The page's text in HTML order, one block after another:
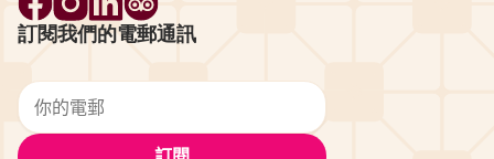
訂閱我們的電郵通訊